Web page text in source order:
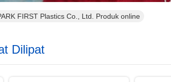
FIRST Plastics Co., Ltd. Produk online
Dilipat